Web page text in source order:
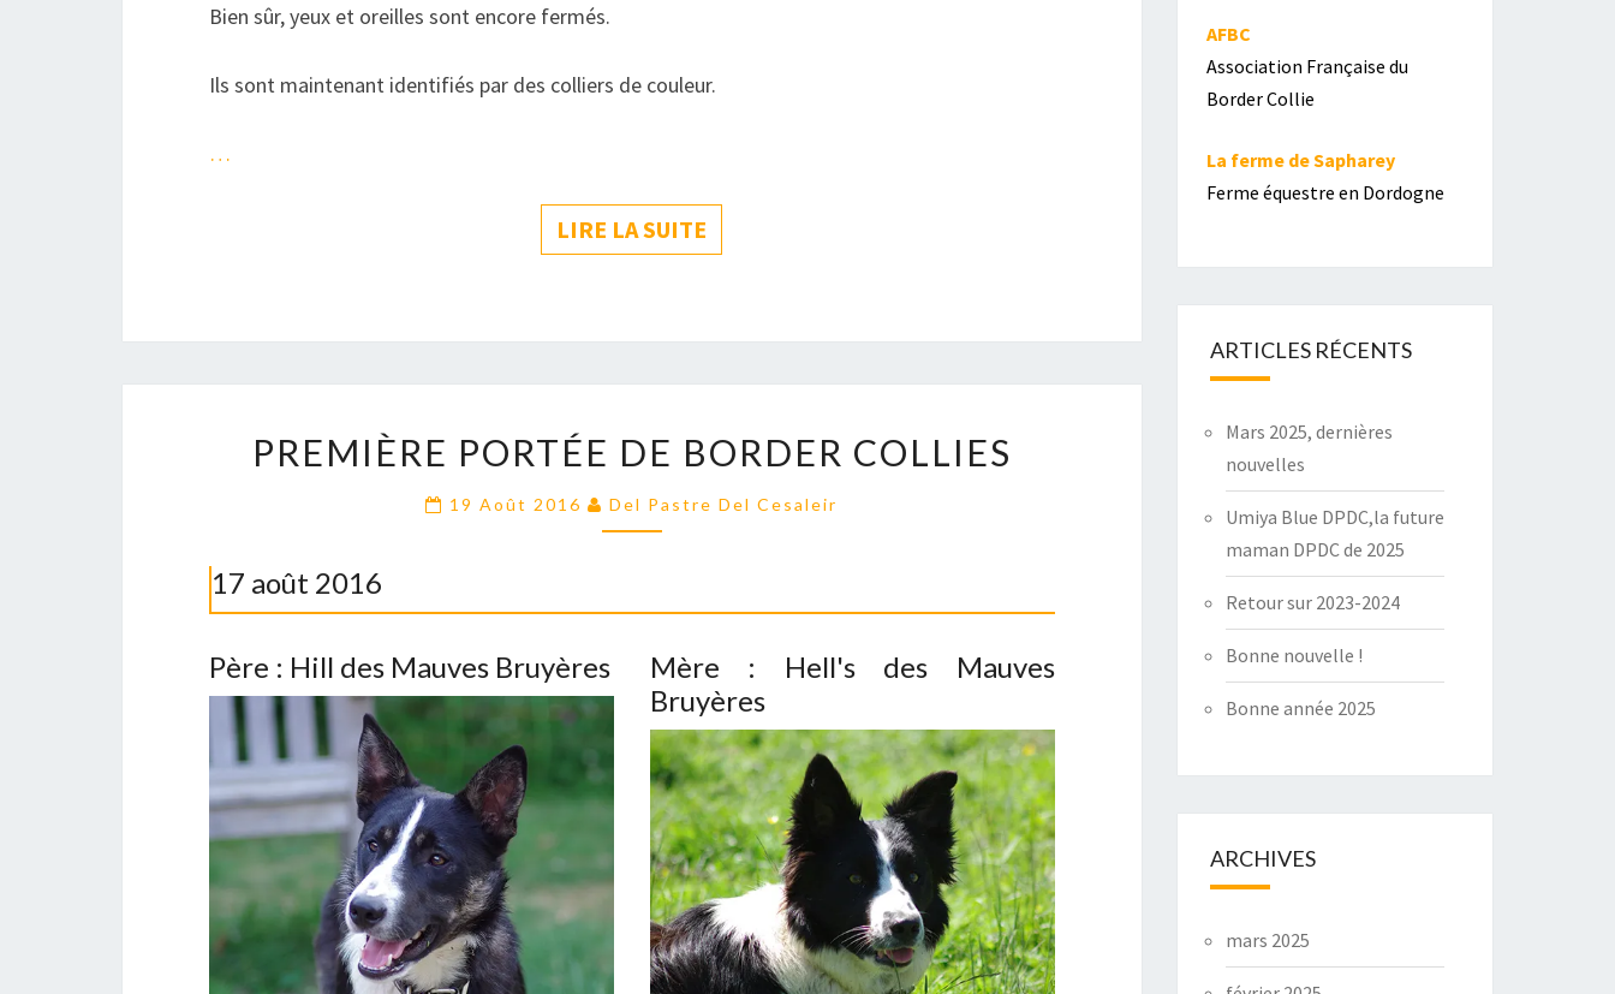
Bien sûr, yeux et oreilles sont encore fermés.
Ils sont maintenant identifiés par des colliers de couleur.
…
LIRE LA SUITE
PORTÉE
DE
BORDER
PREMIÈRE PORTÉE DE BORDER COLLIES
19 Août 2016 Del Pastre Del Cesaleir
17 août 2016
Père : Hill des Mauves Bruyères
Mère : Hell's des Mauves
Bruyères
AFBC
Association Française du
Border Collie
La ferme de Sapharey
Ferme équestre en Dordogne
ARTICLES RÉCENTS
Mars 2025, dernières
nouvelles
Umiya Blue DPDC,la future
maman DPDC de 2025
Retour sur 2023-2024
Bonne nouvelle !
Bonne année 2025
ARCHIVES
mars 2025